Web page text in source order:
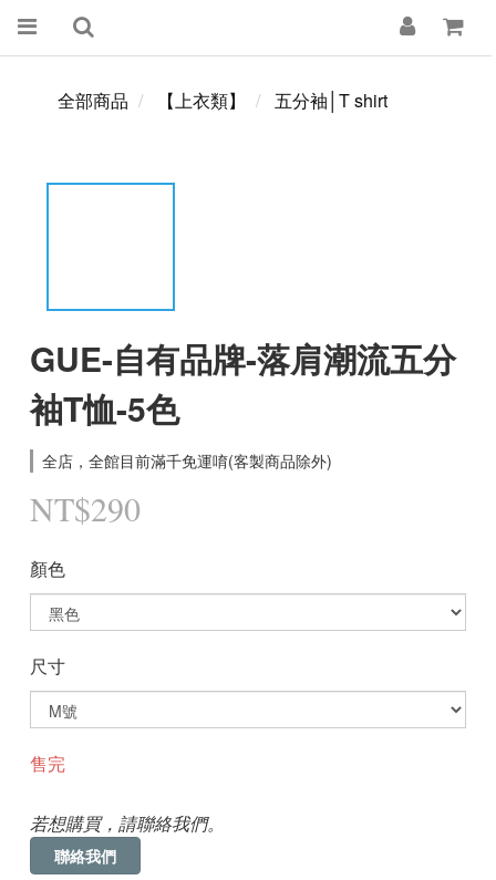
全部商品 【上衣類】 五分袖│T shirt
GUE-自有品牌-落肩潮流五分
袖T恤-5色
全店，全館目前滿千免運唷(客製商品除外)
NT$290
顏色
尺寸
售完
若想購買，請聯絡我們。
聯絡我們